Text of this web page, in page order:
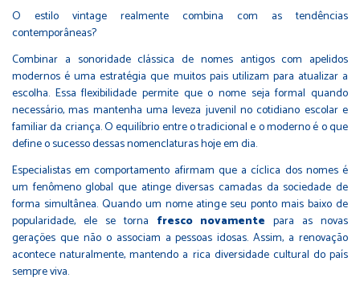
O estilo vintage realmente combina com as tendências
contemporâneas?
Combinar a sonoridade clássica de nomes antigos com apelidos
modernos é uma estratégia que muitos pais utilizam para atualizar a
escolha. Essa flexibilidade permite que o nome seja formal quando
necessário, mas mantenha uma leveza juvenil no cotidiano escolar e
familiar da criança. O equilíbrio entre o tradicional e o moderno é o que
define o sucesso dessas nomenclaturas hoje em dia.
Especialistas em comportamento afirmam que a cíclica dos nomes é
um fenômeno global que atinge diversas camadas da sociedade de
forma simultânea. Quando um nome atinge seu ponto mais baixo de
popularidade, ele se torna fresco novamente para as novas
gerações que não o associam a pessoas idosas. Assim, a renovação
acontece naturalmente, mantendo a rica diversidade cultural do país
sempre viva.